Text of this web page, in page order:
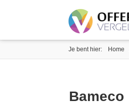
Je bent hier: Home
Bameco